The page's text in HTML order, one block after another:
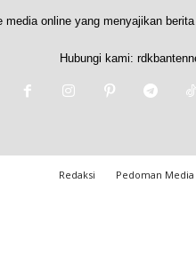
media online yang menyajikan
Hubungi kami:
Redaksi Pedoman